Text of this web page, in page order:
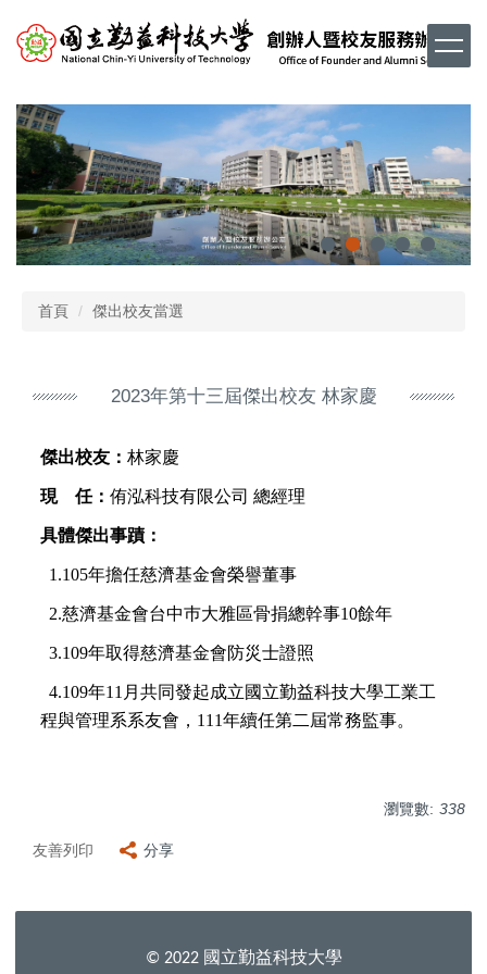
到
主
內
容
區
首頁 傑出校友當選
2023年第十三屆傑出校友 林家慶
傑出校友： 林家慶
現 任： 侑泓科技有限公司 總經理
具體傑出事蹟：
1.105年擔任慈濟基金會榮譽董事
2.慈濟基金會台中巿大雅區骨捐總幹事10餘年
3.109年取得慈濟基金會防災士證照
4.109年11月共同發起成立國立勤益科技大學工業工
程與管理系系友會 ， 111年續任第二屆常務監事。
瀏覽數: 338
友善列印 分享
© 2022 國立勤益科技大學